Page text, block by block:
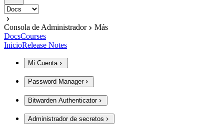
Consola de Administrador
Más
DocsCourses
InicioRelease Notes
Mi Cuenta
Password Manager
Bitwarden Authenticator
Administrador de secretos